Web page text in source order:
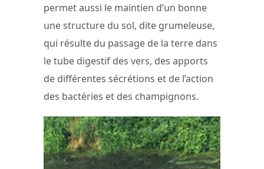
permet aussi le maintien d’un bonne
une structure du sol, dite grumeleuse,
qui résulte du passage de la terre dans
le tube digestif des vers, des apports
de différentes sécrétions et de l’action
des bactéries et des champignons.